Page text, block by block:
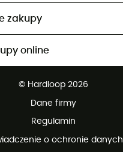
zakupy
online
© Hardloop 2026
Dane firmy
Regulamin
o ochronie danych